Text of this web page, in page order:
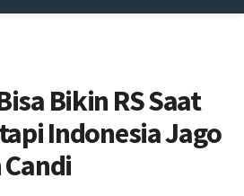
Bikin RS Saat
Indonesia Jago